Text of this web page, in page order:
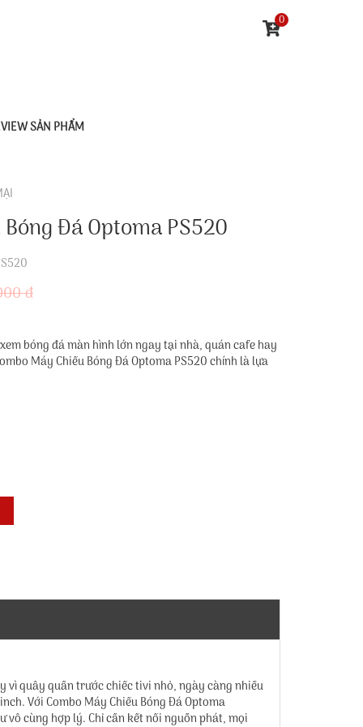
0
SẢN PHẨM
Đá Optoma PS520
đ
bóng đá màn hình lớn ngay tại nhà, quán cafe hay
Máy Chiếu Bóng Đá Optoma PS520 chính là lựa
vì quây quần trước chiếc tivi nhỏ, ngày càng nhiều
Với Combo Máy Chiếu Bóng Đá Optoma
vô cùng hợp lý. Chỉ cần kết nối nguồn phát, mọi